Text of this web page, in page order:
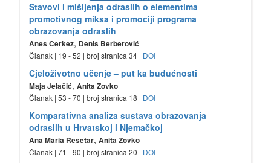
Stavovi i mišljenja odraslih o elementima
promotivnog miksa i promociji programa
obrazovanja odraslih
Anes Čerkez, Denis Berberović
Članak | 19 - 52 | broj stranica 34 | DOI
Cjeloživotno učenje – put ka budućnosti
Maja Jelačić, Anita Zovko
Članak | 53 - 70 | broj stranica 18 | DOI
Komparativna analiza sustava obrazovanja
odraslih u Hrvatskoj i Njemačkoj
Ana Maria Rešetar, Anita Zovko
Članak | 71 - 90 | broj stranica 20 | DOI